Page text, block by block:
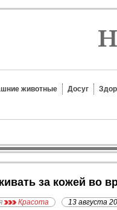
животные Досуг
за кожей во
Красота 13 августа